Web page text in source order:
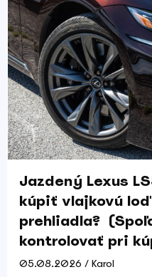
Jazdený Lexus
kúpiť vlajkovú
prehliadla?
kontrolovať pri
05.08.2026 / Karol